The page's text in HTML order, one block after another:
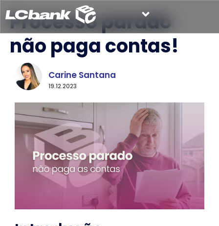
Processo parado
não paga contas!
Carine Santana
19.12.2023